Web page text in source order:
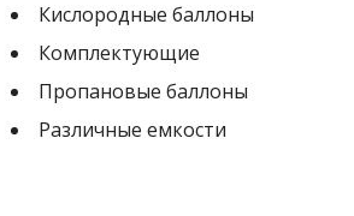
Кислородные баллоны
Комплектующие
Пропановые баллоны
Различные емкости